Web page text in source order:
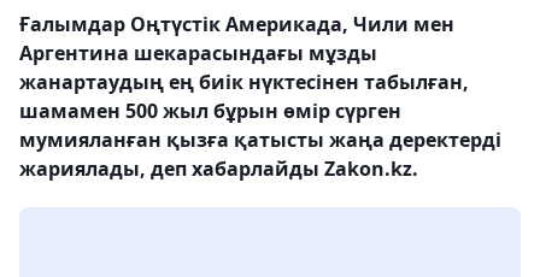
Ғалымдар Оңтүстік Америкада, Чили мен
Аргентина шекарасындағы мұзды
жанартаудың ең биік нүктесінен табылған,
шамамен 500 жыл бұрын өмір сүрген
мумияланған қызға қатысты жаңа деректерді
жариялады, деп хабарлайды Zakon.kz.